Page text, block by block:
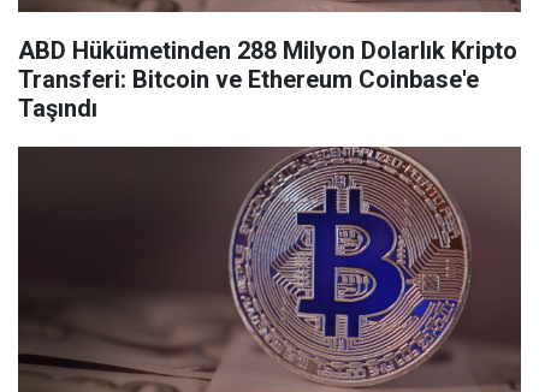
ABD Hükümetinden 288 Milyon Dolarlık Kripto
Transferi: Bitcoin ve Ethereum Coinbase'e
Taşındı